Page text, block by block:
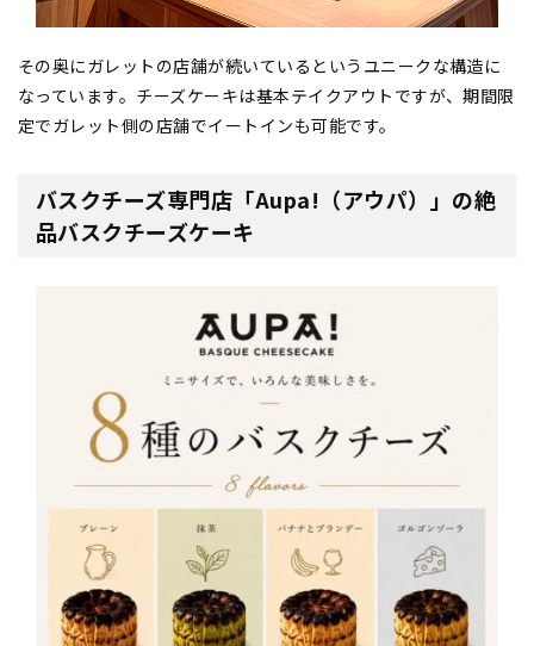
その奥にガレットの店舗が続いているというユニークな構造に
なっています。チーズケーキは基本テイクアウトですが、期間限
定でガレット側の店舗でイートインも可能です。
バスクチーズ専門店「Aupa!（アウパ）」の絶
品バスクチーズケーキ